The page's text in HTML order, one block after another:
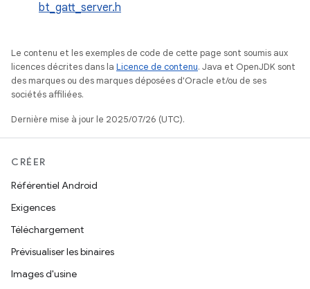
bt_gatt_server.h
Le contenu et les exemples de code de cette page sont soumis aux
licences décrites dans la Licence de contenu. Java et OpenJDK sont
des marques ou des marques déposées d'Oracle et/ou de ses
sociétés affiliées.
Dernière mise à jour le 2025/07/26 (UTC).
CRÉER
Référentiel Android
Exigences
Téléchargement
Prévisualiser les binaires
Images d'usine